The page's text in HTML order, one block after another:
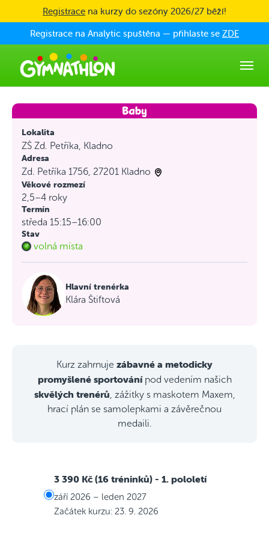
Skip to main content
Registrace na kurzy do sezóny 2026/27 běží!
Registrace na Analytic spuštěna — přihlaste se ZDE
Lokalita
ZŠ Zd. Petříka, Kladno
Adresa
Zd. Petříka 1756, 27201 Kladno
Věkové rozmezí
2,5–4 roky
Termín
středa 15:15–16:00
Stav
volná místa
Hlavní trenérka
Klára Štiftová
Kurz zahrnuje zábavné a metodicky
promyšlené sportovánípod vedením našich
skvělých trenérů , zážitky s maskotem Maxem,
hrací plán se samolepkami a závěrečnou
medaili.
3 390 Kč (16 tréninků) - 1. pololetí
září 2026 – leden 2027
Začátek kurzu: 23. 9. 2026